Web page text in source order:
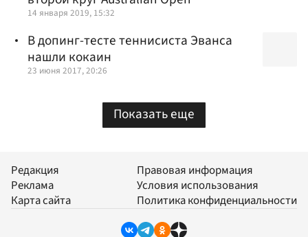
14 января 2019, 15:32
В допинг-тесте теннисиста Эванса
нашли кокаин
23 июня 2017, 20:26
Показать еще
Редакция
Реклама
Карта сайта
Правовая информация
Условия использования
Политика конфиденциальности